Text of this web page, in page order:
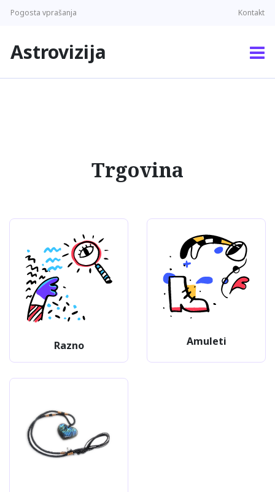
Pogosta vprašanja Kontakt
Astrovizija
Trgovina
Razno Amuleti